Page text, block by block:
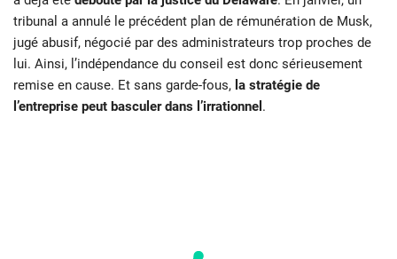
tribunal a annulé le précédent plan de rémunération de Musk,
jugé abusif, négocié par des administrateurs trop proches de
lui. Ainsi, l’indépendance du conseil est donc sérieusement
remise en cause. Et sans garde-fous, la stratégie de
l’entreprise peut basculer dans l’irrationnel .